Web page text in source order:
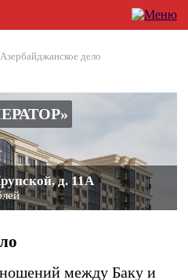
дело
д. 11А
между Баку и